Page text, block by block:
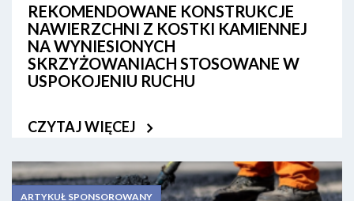
REKOMENDOWANE KONSTRUKCJE
NAWIERZCHNI Z KOSTKI KAMIENNEJ
NA WYNIESIONYCH
SKRZYŻOWANIACH STOSOWANE W
USPOKOJENIU RUCHU
CZYTAJ WIĘCEJ
ARTYKUŁ SPONSOROWANY